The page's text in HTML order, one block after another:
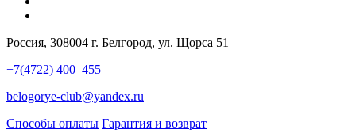
Россия, 308004 г. Белгород, ул. Щорса 51
+7(4722) 400–455
belogorye-club@yandex.ru
Способы оплаты Гарантия и возврат